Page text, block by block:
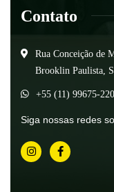
Contato
Rua Conceição de
Brooklin Paulista,
+55 (11) 99675-
Siga nossas redes